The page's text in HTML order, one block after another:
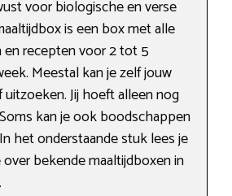
voor biologische en verse
is een box met alle
recepten voor 2 tot 5
Meestal kan je zelf jouw
Jij hoeft alleen nog
kan je ook boodschappen
het onderstaande stuk lees je
bekende maaltijdboxen in